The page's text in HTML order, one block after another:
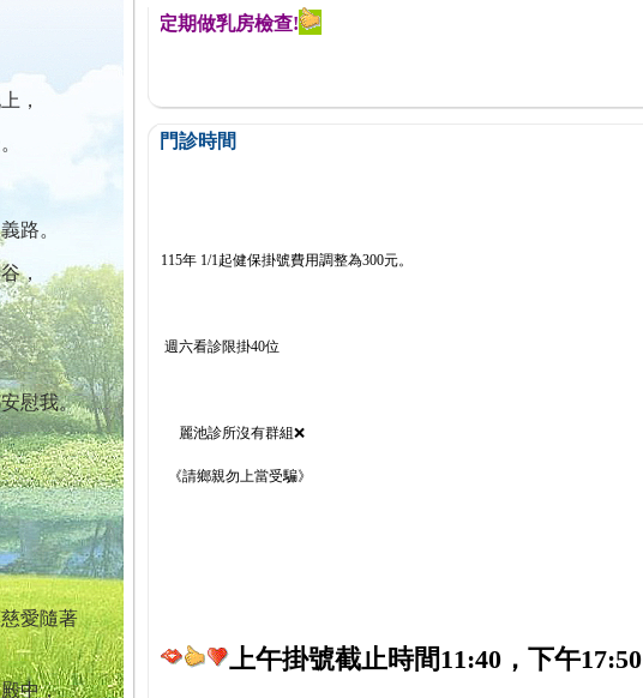
，
路。
，
慰我。
愛隨著
中，
患者,提醒您定期做乳房檢查!
門診時間
115年 1/1起健保掛號費用調整為300元。
週六看診限掛40位
麗池診所沒有群組❌
《請鄉親勿上當受騙》
上午掛號截止時間11:40，下午17:50